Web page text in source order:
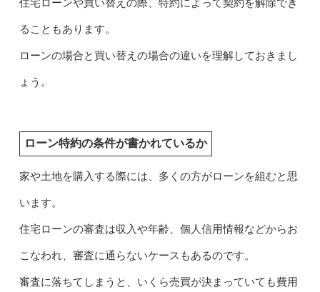
住宅ローンや買い替えの際、特約によって契約を解除でき
ることもあります。
ローンの場合と買い替えの場合の違いを理解しておきまし
ょう。
ローン特約の条件が書かれているか
家や土地を購入する際には、多くの方がローンを組むと思
います。
住宅ローンの審査は収入や年齢、個人信用情報などからお
こなわれ、審査に通らないケースもあるのです。
審査に落ちてしまうと、いくら売買が決まっていても費用